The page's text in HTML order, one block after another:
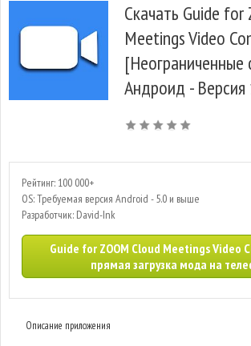
Скачать Guide for
Meetings Video
[Неограниченные
Андроид - Версия
Рейтинг: 100 000+
OS: Требуемая версия Android - 5.0 и выше
Разработчик: David-Ink
Guide for ZOOM Cloud Meetings Video
прямая загрузка мода на
Описание приложения